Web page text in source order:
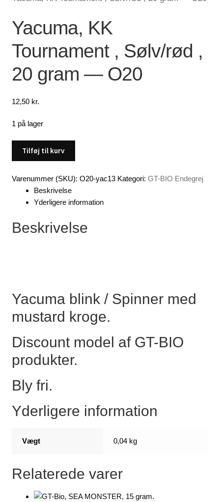
Min Konto
Glemt adgangskode
Yacuma, KK
Tournament , Sølv/rød ,
20 gram — O20
12,50 kr.
1 på lager
,
Sølv/rød
gram
Tilføj til kurv
Varenummer (SKU):O20-yac13 Kategori:GT-BIO Endegrej
Beskrivelse
Yderligere information
Beskrivelse
Yacuma blink / Spinner med
mustard kroge.
Discount model af GT-BIO
produkter.
Bly fri.
Yderligere information
Vægt 0,04 kg
Relaterede varer